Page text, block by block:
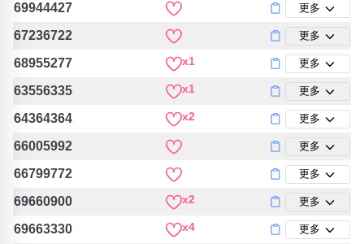
69944427 更多
67236722 更多
68955277 x1 更多
63556335 x1 更多
64364364 x2 更多
66005992 更多
66799772 更多
69660900 x2 更多
69663330 x4 更多